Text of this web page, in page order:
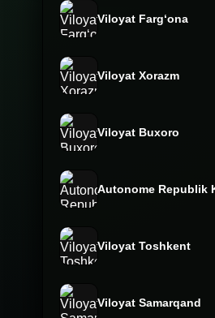
Viloyat Fargʻona
Viloyat Xorazm
Viloyat Buxoro
Autonome Republik
Viloyat Toshkent
Viloyat Samarqand